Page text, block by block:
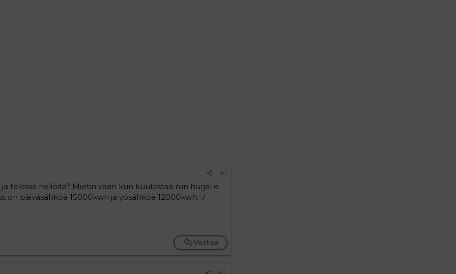
#1
talossa neliöitä? Mietin vaan kun kuulostaa niin hurjalle
on päiväsähköä 15000kwh ja yösähköä 12000kwh. :/
Vastaa
#2